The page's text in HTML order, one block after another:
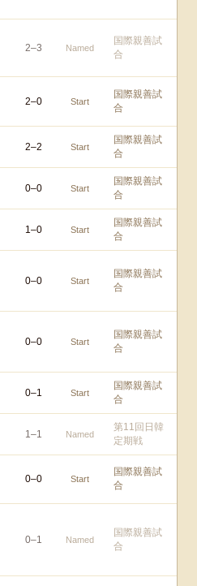
2–3 Named
国際親善試
合
2–0 Start
国際親善試
合
2–2 Start
国際親善試
合
0–0 Start
国際親善試
合
1–0 Start
国際親善試
合
0–0 Start
国際親善試
合
0–0 Start
国際親善試
合
0–1 Start
国際親善試
合
1–1 Named
第11回日韓
定期戦
0–0 Start
国際親善試
合
0–1 Named
国際親善試
合